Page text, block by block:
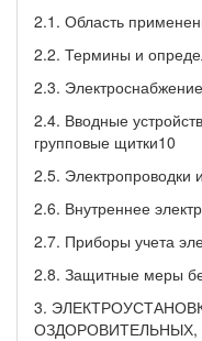
2.1. Область
2.2. Термины и
2.3.
2.4. Вводные
групповые щитки10
2.5. Электропроводки
2.6. Внутреннее
2.7. Приборы учета
2.8. Защитные меры
3.
ОЗДОРОВИТЕЛЬНЫХ,